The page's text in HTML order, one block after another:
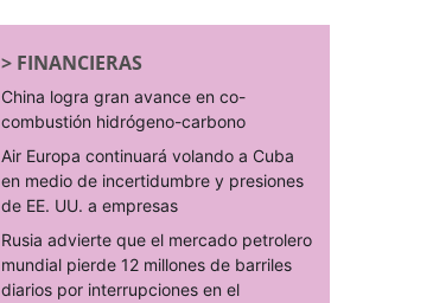
> FINANCIERAS
China logra gran avance en co-
combustión hidrógeno-carbono
Air Europa continuará volando a Cuba
en medio de incertidumbre y presiones
de EE. UU. a empresas
Rusia advierte que el mercado petrolero
mundial pierde 12 millones de barriles
diarios por interrupciones en el